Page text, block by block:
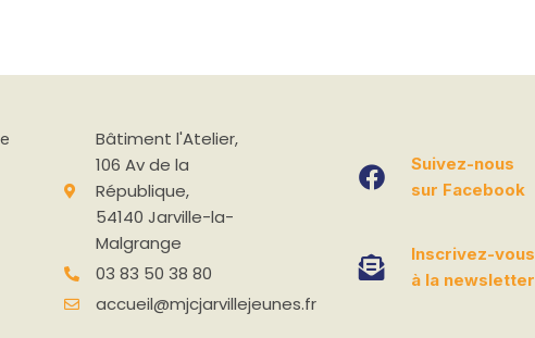
Bâtiment l'Atelier,
106 Av de la
République,
54140 Jarville-la-
Malgrange
03 83 50 38 80
accueil@mjcjarvillejeunes.fr
Suivez-nous
sur Facebook
Inscrivez-vous
à la newsletter